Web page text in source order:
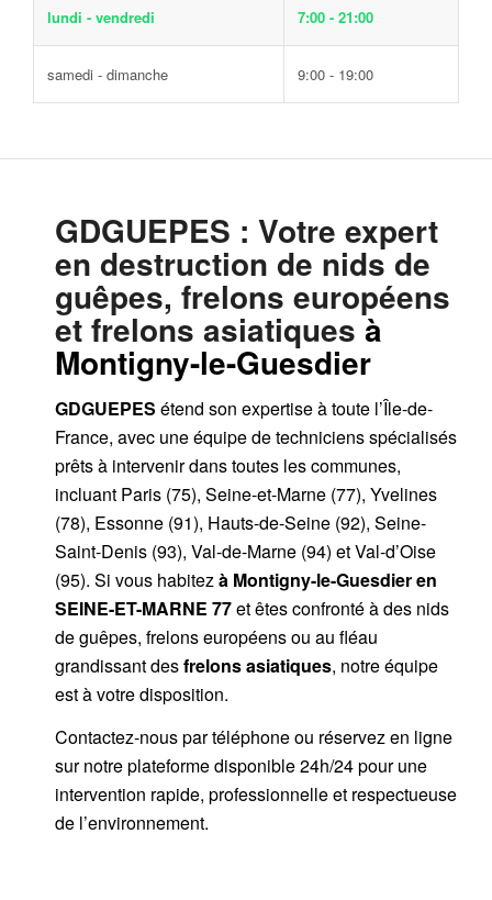
lundi - vendredi 7:00 - 21:00
samedi - dimanche 9:00 - 19:00
GDGUEPES : Votre expert
en destruction de nids de
guêpes, frelons européens
et frelons asiatiquesà
Montigny-le-Guesdier
GDGUEPES étend son expertise à toute l’Île-de-
France, avec une équipe de techniciens spécialisés
prêts à intervenir dans toutes les communes,
incluant Paris (75), Seine-et-Marne (77), Yvelines
(78), Essonne (91), Hauts-de-Seine (92), Seine-
Saint-Denis (93), Val-de-Marne (94) et Val-d’Oise
(95). Si vous habitez à Montigny-le-Guesdieren
SEINE-ET-MARNE 77et êtes confronté à des nids
de guêpes, frelons européens ou au fléau
grandissant desfrelons asiatiques, notre équipe
est à votre disposition.
Contactez-nous partéléphoneou réservez en ligne
sur notre plateforme disponible 24h/24pour une
intervention rapide, professionnelle et respectueuse
de l’environnement.